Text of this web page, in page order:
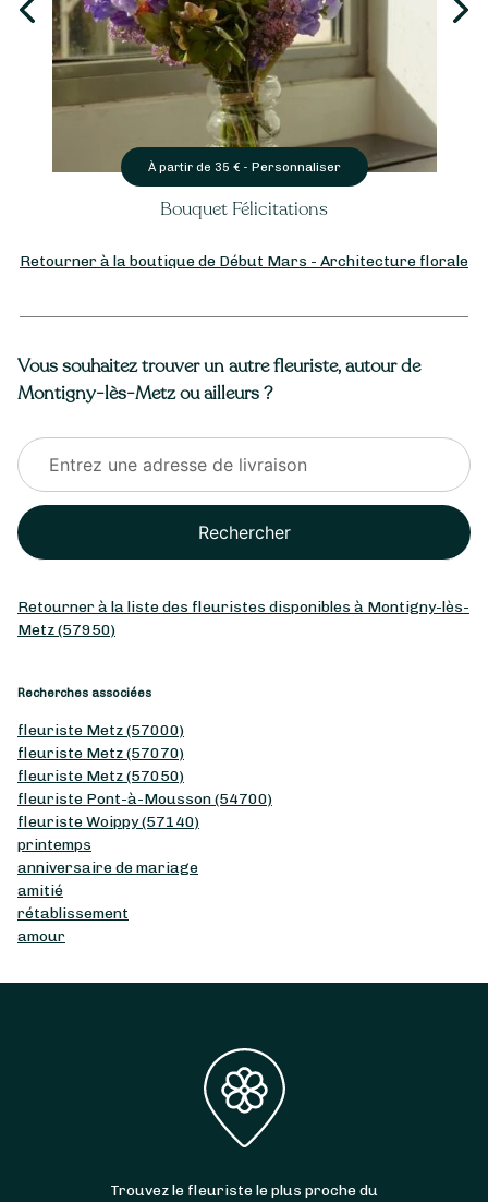
À partir de 35 € - Personnaliser
Bouquet Félicitations
Retourner à la boutique de Début Mars - Architecture florale
Vous souhaitez trouver un autre fleuriste, autour de
Montigny-lès-Metz ou ailleurs ?
Rechercher
Retourner à la liste des fleuristes disponibles à Montigny-lès-
Metz (57950)
Recherches associées
fleuriste Metz (57000)
fleuriste Metz (57070)
fleuriste Metz (57050)
fleuriste Pont-à-Mousson (54700)
fleuriste Woippy (57140)
printemps
anniversaire de mariage
amitié
rétablissement
amour
Trouvez le fleuriste le plus proche du